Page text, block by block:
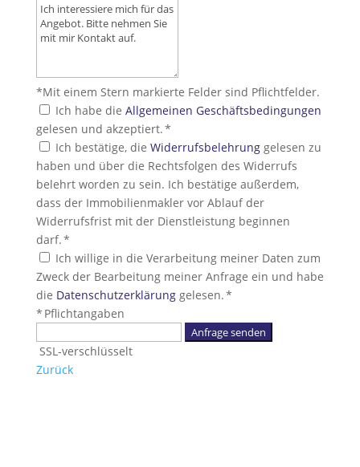
*Mit einem Stern markierte Felder sind Pflichtfelder.
Ich habe die Allgemeinen Geschäftsbedingungen
gelesen und akzeptiert. *
Ich bestätige, die Widerrufsbelehrunggelesen zu
haben und über die Rechtsfolgen des Widerrufs
belehrt worden zu sein. Ich bestätige außerdem,
dass der Immobilienmakler vor Ablauf der
Widerrufsfrist mit der Dienstleistung beginnen
darf. *
Ich willige in die Verarbeitung meiner Daten zum
Zweck der Bearbeitung meiner Anfrage ein und habe
die Datenschutzerklärunggelesen. *
* Pflichtangaben
Anfrage senden
SSL-verschlüsselt
Zurück